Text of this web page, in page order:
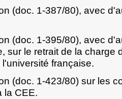
(doc. 1-387/80), avec
(doc. 1-395/80), avec
sur le retrait de la charge
française.
(doc. 1-423/80) sur les
la CEE.